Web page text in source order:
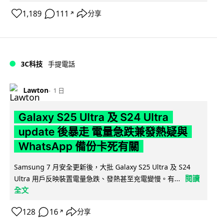
1,189 111 ↗ 分享
3C科技 手提電話
Lawton 1 日
Galaxy S25 Ultra 及 S24 Ultra
update 後暴走 電量急跌兼發熱疑與
WhatsApp 備份卡死有關
Samsung 7 月安全更新後，大批 Galaxy S25 Ultra 及 S24
Ultra 用戶反映裝置電量急跌、發熱甚至充電變慢。有...
閱讀
全文
128 16 ↗ 分享